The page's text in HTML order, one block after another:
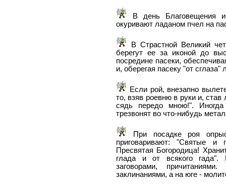
В день Благовещения и
окуривают ладаном пчел на
В Страстной Великий
берегут ее за иконой до
посредине пасеки,
и, оберегая пасеку "от сглаза"
Если рой, внезапно
то, взяв роевню в руки и,
сядь передо мною!".
трезвонят во что-нибудь
При посадке роя
приговаривают: "Святые и
Пресвятая Богородица!
глада и от всякого гада".
заговорами,
заклинаниями, а на юге -